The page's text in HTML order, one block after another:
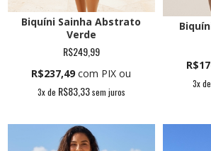
Biquíni Sainha Abstrato
Verde
R$249,99
R$237,49 com PIX ou
3x de R$83,33sem juros
3x de